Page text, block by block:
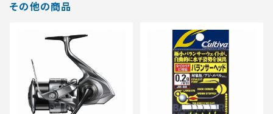
その他の商品